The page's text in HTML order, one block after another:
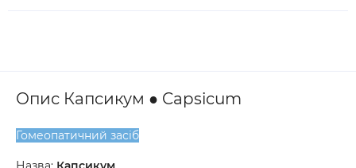
Опис Капсикум ● Capsicum
Гомеопатичний засіб